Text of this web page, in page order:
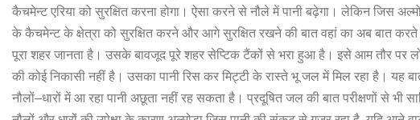
कैचमेन्टएरियाकोसुरक्षितकरनाहोगा। ऐसाकरनेसेनौलेमेंपानीबढ़ेगा। लेकिनजिस
केकैचमेन्टकेक्षेत्राकोसुरक्षितकरनेऔरआगेसुरक्षितरखनेकीबातवहांकाअबबातकरते
पूराशहरजानताहै। उसकेबावजूदपूरेशहरसेप्टिकटैंकोंसेभराहुआहै। इसेआमतौरपर
कीकोईनिकासीनहींहै। उसकापानीरिसकरमिट्टीकेरास्तेभूजलमेंमिलरहाहै। यह
नौलों–धारोंमेंआरहापानीअछूतानहींरहसकताहै। प्रदूषितजलकीबातपरीक्षणोंसेभी